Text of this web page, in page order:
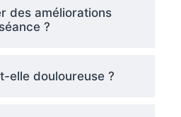
des améliorations
?
elle douloureuse ?